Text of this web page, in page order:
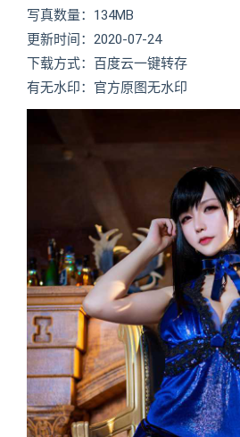
写真数量：134MB
更新时间：2020-07-24
下载方式：百度云一键转存
有无水印：官方原图无水印